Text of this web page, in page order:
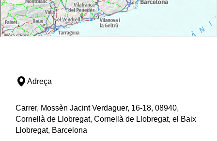
Adreça
Carrer, Mossèn Jacint Verdaguer, 16-18, 08940,
Cornellà de Llobregat, Cornellà de Llobregat, el Baix
Llobregat, Barcelona